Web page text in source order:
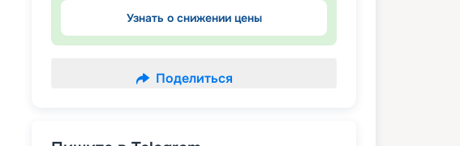
Узнать о снижении цены
Поделиться